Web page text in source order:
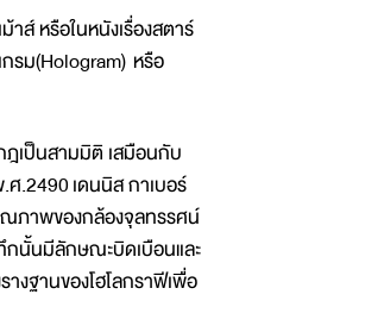
ส์ หรือในหนังเรื่องสตาร์
รม(Hologram) หรือ
ฎเป็นสามมิติ เสมือนกับ
ศ.2490 เดนนิส กาเบอร์
ภาพของกล้องจุลทรรศน์
กนั้นมีลักษณะบิดเบือนและ
งฐานของโฮโลกราฟีเพื่อ